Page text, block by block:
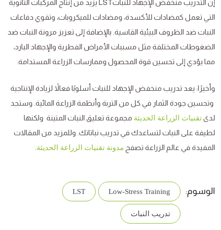
إن التدريب منخفض الإجهاد للنباتLST يزيد من إنتاج المركبات الثانوية
التي تعمل كمضادات للأكسدة، ومضادات للميكروبات، وتقوي دفاعات
النبات ضد الظروف البيئية القاسية. بالإضافة إلى تعزيز مرونة النبات ضد
الضغوطات المختلفة مثل مسببات الأمراض الفطرية والإجهاد البارد،
مما يؤدي إلى تحسين قوة المحصول وممارسات الزراعة المستدامة.
وأخيرًا: يعد تدريب منخفض الإجهاد للنبات أسلوبًا فعالاً لزيادة الإنتاجية
وتحسين جودة الثمار في كل من التربة وأنظمة الزراعة المائية. وستجد
لدىتقنيات الزراعة الحديثة مجموعة تعليق النبات المتينة ولكنها
لطيفة على النبات لتساعدك في تدريب نباتاتك. وللمزيد من المقالات
المفيدة في عالم الزراعة تصفح مدونة تقنيات الزراعة الحديثة
الوسوم: Low-Stress Training
LST
تدريب النبات